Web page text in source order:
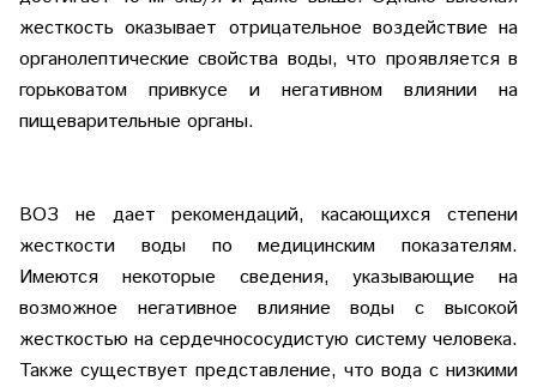
жесткость оказывает отрицательное воздействие на
органолептические свойства воды, что проявляется в
горьковатом привкусе и негативном влиянии на
пищеварительные органы.
ВОЗ не дает рекомендаций, касающихся степени
жесткости воды по медицинским показателям.
Имеются некоторые сведения, указывающие на
возможное негативное влияние воды с высокой
жесткостью на сердечнососудистую систему человека.
Также существует представление, что вода с низкими